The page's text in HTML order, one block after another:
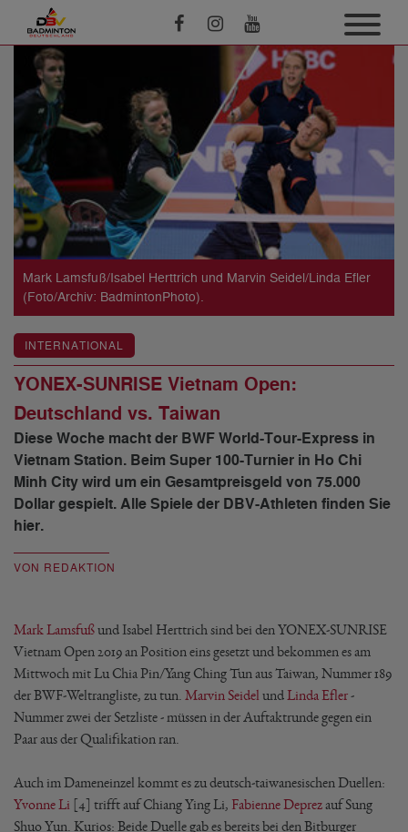
Mark Lamsfuß/Isabel Herttrich und Marvin Seidel/Linda Efler
(Foto/Archiv: BadmintonPhoto).
INTERNATIONAL
YONEX-SUNRISE Vietnam Open:
Deutschland vs. Taiwan
Diese Woche macht der BWF World-Tour-Express in
Vietnam Station. Beim Super 100-Turnier in Ho Chi
Minh City wird um ein Gesamtpreisgeld von 75.000
Dollar gespielt. Alle Spiele der DBV-Athleten finden Sie
hier.
VON REDAKTION
Mark Lamsfußund Isabel Herttrich sind bei den YONEX-SUNRISE
Vietnam Open 2019 an Position eins gesetzt und bekommen es am
Mittwoch mit Lu Chia Pin/Yang Ching Tun aus Taiwan, Nummer 189
der BWF-Weltrangliste, zu tun. Marvin Seidel und Linda Efler-
Nummer zwei der Setzliste - müssen in der Auftaktrunde gegen ein
Paar aus der Qualifikation ran.
Auch im Dameneinzel kommt es zu deutsch-taiwanesischen Duellen:
Yvonne Li [4] trifft auf Chiang Ying Li, Fabienne Deprezauf Sung
Shuo Yun. Kurios: Beide Duelle gab es bereits bei den Bitburger